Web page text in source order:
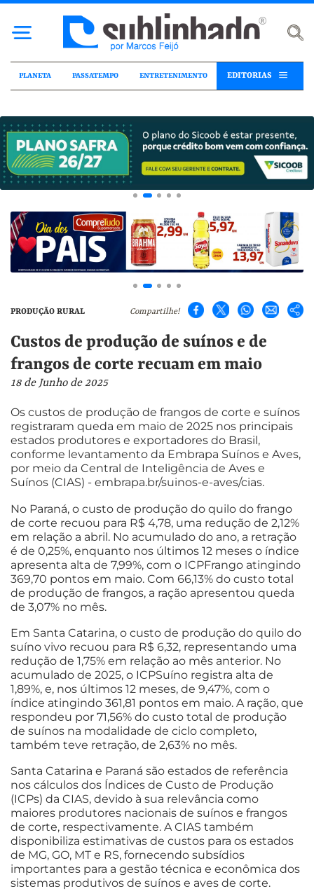
PLANETA PASSATEMPO ENTRETENIMENTO EDITORIAS
PRODUÇÃO RURAL Compartilhe!
Custos de produção de suínos e de
frangos de corte recuam em maio
18 de Junho de 2025
Os custos de produção de frangos de corte e suínos
registraram queda em maio de 2025 nos principais
estados produtores e exportadores do Brasil,
conforme levantamento da Embrapa Suínos e Aves,
por meio da Central de Inteligência de Aves e
Suínos (CIAS) - embrapa.br/suinos-e-aves/cias.
No Paraná, o custo de produção do quilo do frango
de corte recuou para R$ 4,78, uma redução de 2,12%
em relação a abril. No acumulado do ano, a retração
é de 0,25%, enquanto nos últimos 12 meses o índice
apresenta alta de 7,99%, com o ICPFrango atingindo
369,70 pontos em maio. Com 66,13% do custo total
de produção de frangos, a ração apresentou queda
de 3,07% no mês.
Em Santa Catarina, o custo de produção do quilo do
suíno vivo recuou para R$ 6,32, representando uma
redução de 1,75% em relação ao mês anterior. No
acumulado de 2025, o ICPSuíno registra alta de
1,89%, e, nos últimos 12 meses, de 9,47%, com o
índice atingindo 361,81 pontos em maio. A ração, que
respondeu por 71,56% do custo total de produção
de suínos na modalidade de ciclo completo,
também teve retração, de 2,63% no mês.
Santa Catarina e Paraná são estados de referência
nos cálculos dos Índices de Custo de Produção
(ICPs) da CIAS, devido à sua relevância como
maiores produtores nacionais de suínos e frangos
de corte, respectivamente. A CIAS também
disponibiliza estimativas de custos para os estados
de MG, GO, MT e RS, fornecendo subsídios
importantes para a gestão técnica e econômica dos
sistemas produtivos de suínos e aves de corte.